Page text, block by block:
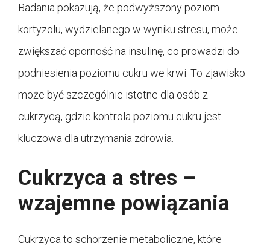
Badania pokazują, że podwyższony poziom
kortyzolu, wydzielanego w wyniku stresu, może
zwiększać oporność na insulinę, co prowadzi do
podniesienia poziomu cukru we krwi. To zjawisko
może być szczególnie istotne dla osób z
cukrzycą, gdzie kontrola poziomu cukru jest
kluczowa dla utrzymania zdrowia.
Cukrzyca a stres –
wzajemne powiązania
Cukrzyca to schorzenie metaboliczne, które